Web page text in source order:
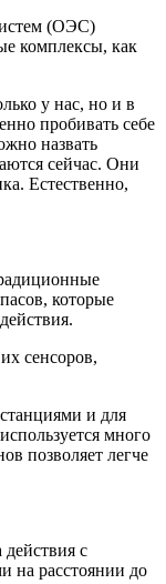
(ОЭС)
комплексы, как
у нас, но и в
пробивать себе
назвать
сейчас. Они
Естественно,
которые
сенсоров,
и для
много
позволяет легче
с
на расстоянии до